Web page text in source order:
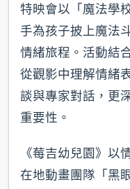
特映會以「魔法學
手為孩子披上魔法
情緒旅程。活動結
從觀影中理解情緒
談與專家對話，更
重要性。
《莓吉幼兒園》以
在地動畫團隊「黑